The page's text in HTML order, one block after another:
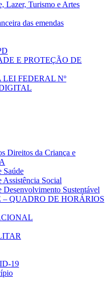
Lazer, Turismo e Artes
das emendas
E PROTEÇÃO DE
FEDERAL Nº
Direitos da Criança e
Saúde
Social
Sustentável
– QUADRO DE HORÁRIOS
19